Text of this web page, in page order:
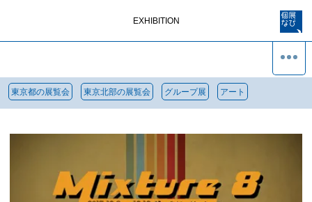
EXHIBITION
東京都の展覧会 東京北部の展覧会 グループ展 アート